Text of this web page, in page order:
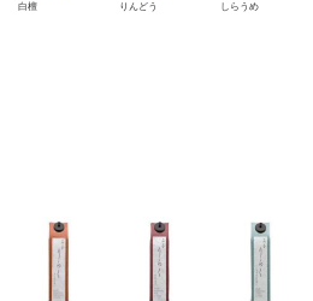
白檀 りんどう しらうめ